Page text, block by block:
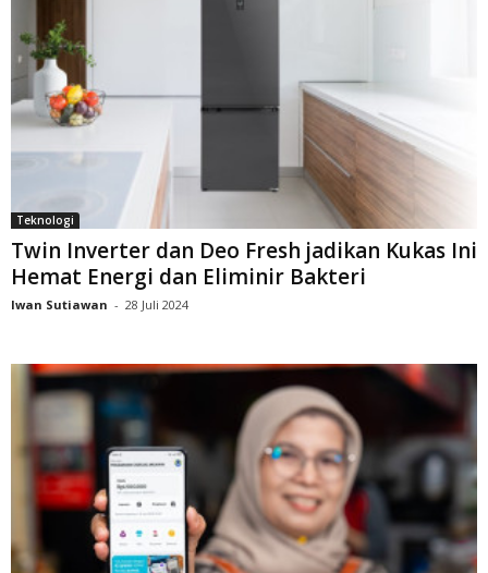
Teknologi
Twin Inverter dan Deo Fresh jadikan Kukas Ini
Hemat Energi dan Eliminir Bakteri
Iwan Sutiawan - 28 Juli 2024